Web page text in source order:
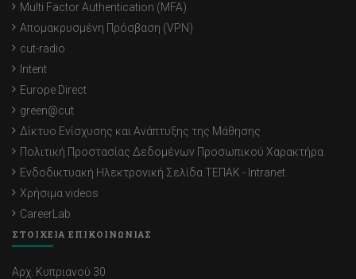
Multi Factor Authentication (MFA)
Απομακρυσμένη Πρόσβαση (VPN)
cut-radio
Intent
Europe Direct
green@cut
Δίκτυο Ενίσχυσης και Ανάπτυξης της Μάθησης
Πολιτική Προστασίας Δεδομένων Προσωπικού Χαρακτήρα
Ενδοδικτυακή Ηλεκτρονική Σελίδα ΤΕΠΑΚ - Intranet
Χρήσιμα videos
CareerLab
ΣΤΟΙΧΕΙΑ ΕΠΙΚΟΙΝΩΝΙΑΣ
Αρχ. Κυπριανού 30